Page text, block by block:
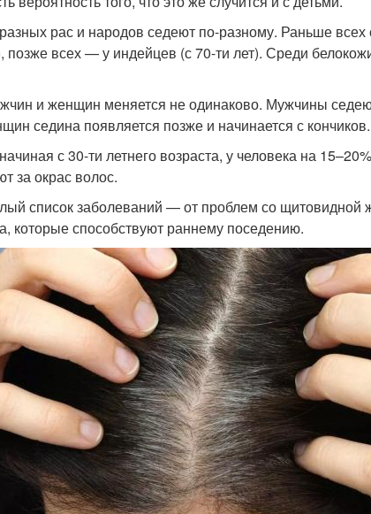
рас и народов седеют по-разному. Раньше всех
позже всех — у индейцев (с 70-ти лет). Среди
и женщин меняется не одинаково. Мужчины
седина появляется позже и начинается с кончиков.
с 30-ти летнего возраста, у человека на
за окрас волос.
список заболеваний — от проблем со щитовидной
которые способствуют раннему поседению.